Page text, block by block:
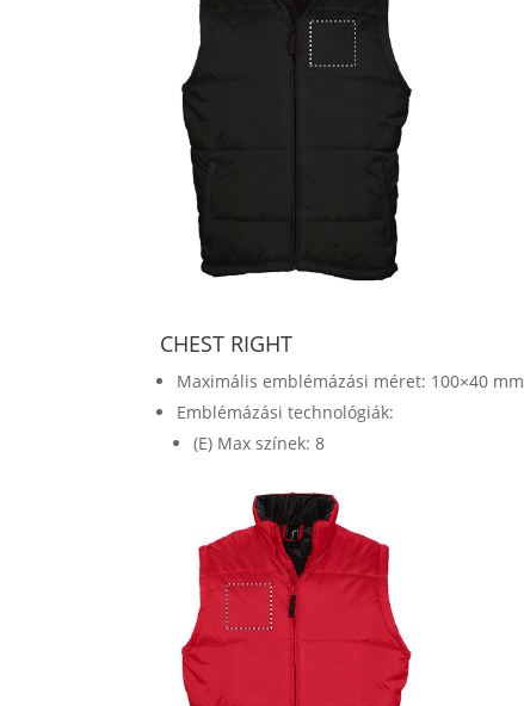
CHEST RIGHT
Maximális emblémázási méret: 100×40 mm
Emblémázási technológiák:
(E) Max színek: 8